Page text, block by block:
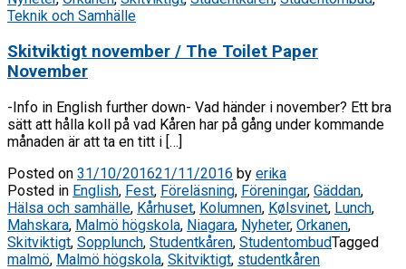
Teknik och Samhälle
Skitviktigt november / The Toilet Paper
November
-Info in English further down- Vad händer i november? Ett bra
sätt att hålla koll på vad Kåren har på gång under kommande
månaden är att ta en titt i […]
Posted on 31/10/201621/11/2016 by erika
Posted in English, Fest, Föreläsning, Föreningar, Gäddan,
Hälsa och samhälle, Kårhuset, Kolumnen, Kølsvinet, Lunch,
Mahskara, Malmö högskola, Niagara, Nyheter, Orkanen,
Skitviktigt, Sopplunch, Studentkåren, StudentombudTagged
malmö, Malmö högskola, Skitviktigt, studentkåren